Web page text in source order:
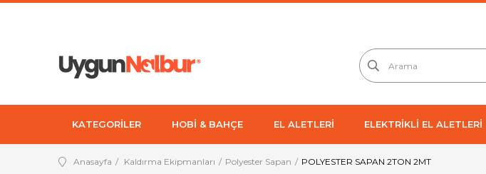
KATEGORİLER HOBİ & BAHÇE EL ALETLERİ ELEKTRİKLİ EL ALETLERİ
Anasayfa Kaldırma Ekipmanları Polyester Sapan POLYESTER SAPAN 2TON 2MT